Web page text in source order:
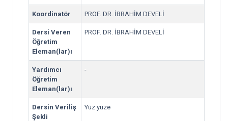
Koordinatör PROF. DR. İBRAHİM DEVELİ
Dersi Veren
Öğretim
Eleman(lar)ı
PROF. DR. İBRAHİM DEVELİ
Yardımcı
Öğretim
Eleman(lar)ı
-
Dersin Veriliş
Şekli
Yüz yüze